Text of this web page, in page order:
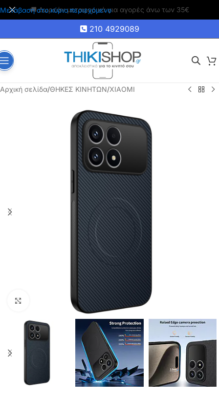
Μετάβαση στο κύριο περιεχόμενο
🚚 Δωρεάν μεταφορικά για αγορές άνω των 35€
210 4929089
Αρχική σελίδα/ΘΗΚΕΣ ΚΙΝΗΤΩΝ/XIAOMI
Click to enlarge